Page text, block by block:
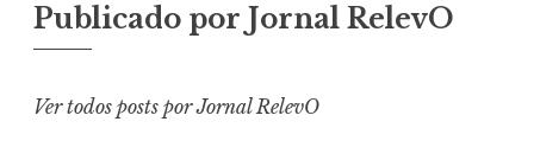
Publicado por Jornal RelevO
Ver todos posts por Jornal RelevO